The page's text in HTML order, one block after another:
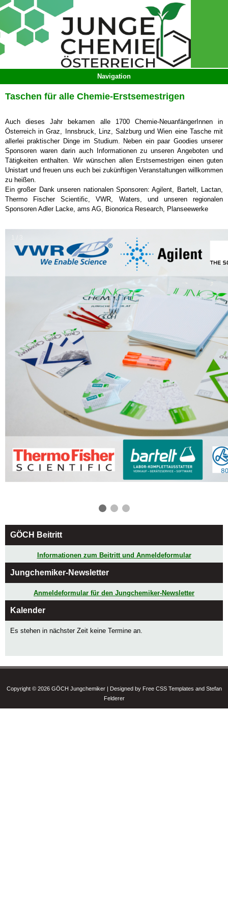
Taschen für alle Chemie-Erstsemestrigen
Auch dieses Jahr bekamen alle 1700 Chemie-NeuanfängerInnen in
Österreich in Graz, Innsbruck, Linz, Salzburg und Wien eine Tasche mit
allerlei praktischer Dinge im Studium. Neben ein paar Goodies unserer
Sponsoren waren darin auch Informationen zu unseren Angeboten und
Tätigkeiten enthalten. Wir wünschen allen Erstsemestrigen einen guten
Unistart und freuen uns euch bei zukünftigen Veranstaltungen willkommen
zu heißen.
Ein großer Dank unseren nationalen Sponsoren: Agilent, Bartelt, Lactan,
Thermo Fischer Scientific, VWR, Waters, und unseren regionalen
Sponsoren Adler Lacke, ams AG, Bionorica Research, Planseewerke
GÖCH Beitritt
Informationen zum Beitritt und Anmeldeformular
Jungchemiker-Newsletter
Anmeldeformular für den Jungchemiker-Newsletter
Kalender
Es stehen in nächster Zeit keine Termine an.
Copyright © 2026 GÖCH Jungchemiker | Designed by Free CSS Templates and Stefan
Felderer